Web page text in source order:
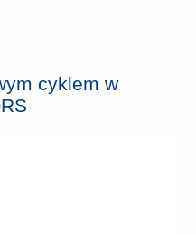
cyklem w